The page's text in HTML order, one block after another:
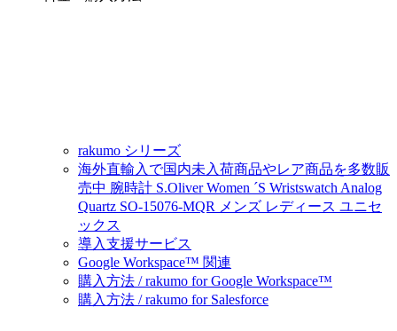
rakumo シリーズ
海外直輸入で国内未入荷商品やレア商品を多数販
売中 腕時計 S.Oliver Women ´S Wristswatch Analog
Quartz SO-15076-MQR メンズ レディース ユニセ
ックス
導入支援サービス
Google Workspace™ 関連
購入方法 / rakumo for Google Workspace™
購入方法 / rakumo for Salesforce